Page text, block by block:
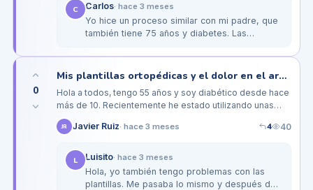
C Carlos· hace 3 meses
Yo hice un proceso similar con mi padre, que
también tiene 75 años y diabetes. Las
muy bien, especialmente para…
0
Mis plantillas ortopédicas y el dolor en el arco del pie diabético
Hola a todos, tengo 55 años y soy diabético desde hace
más de 10. Recientemente he estado utilizando unas
plantillas ortopédicas personalizadas, pero he
comenzado a experimentar…
JR Javier Ruiz· hace 3 meses 4 40
L Luisito· hace 3 meses
Hola, yo también tengo problemas con las
plantillas. Me pasaba lo mismo y después de